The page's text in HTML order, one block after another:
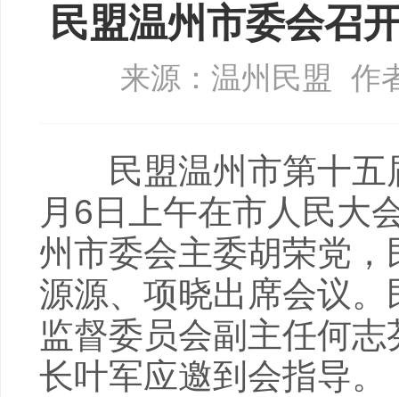
民盟温州市委会召
来源：温州民盟 作
民盟温州市第十五
月6日上午在市人民大
州市委会主委胡荣党
源源、项晓出席会议
监督委员会副主任何
长叶军应邀到会指导。